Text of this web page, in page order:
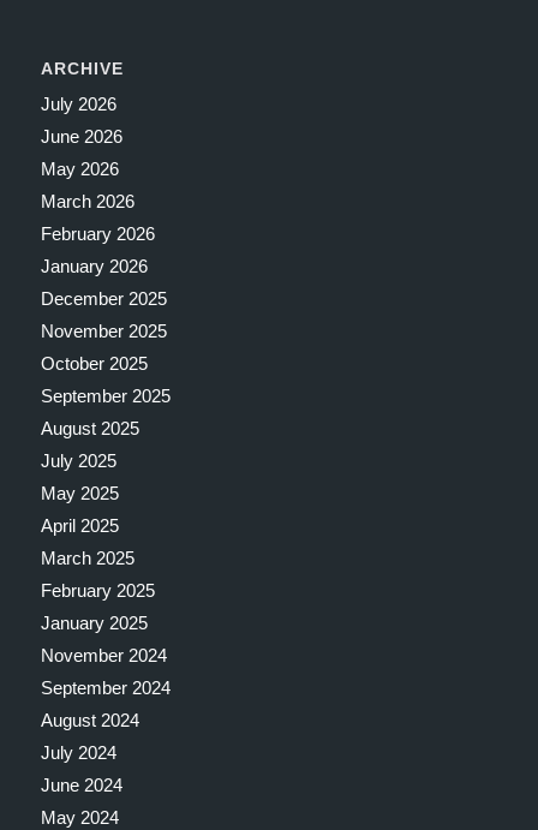
ARCHIVE
July 2026
June 2026
May 2026
March 2026
February 2026
January 2026
December 2025
November 2025
October 2025
September 2025
August 2025
July 2025
May 2025
April 2025
March 2025
February 2025
January 2025
November 2024
September 2024
August 2024
July 2024
June 2024
May 2024